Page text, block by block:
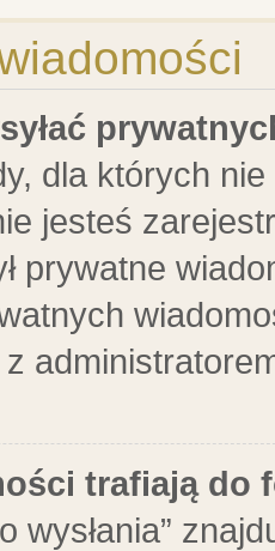
dla których
jesteś
prywatne
trafiają do
wysłania”